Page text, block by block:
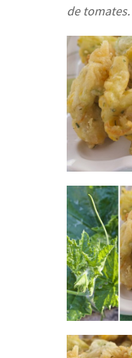
de tomates.